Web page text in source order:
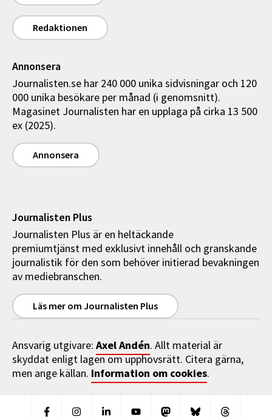
Redaktionen
Annonsera
Journalisten.se har 240 000 unika sidvisningar och 120
000 unika besökare per månad (i genomsnitt).
Magasinet Journalisten har en upplaga på cirka 13 500
ex (2025).
Annonsera
Journalisten Plus
Journalisten Plus är en heltäckande
premiumtjänst med exklusivt innehåll och granskande
journalistik för den som behöver initierad bevakningen
av mediebranschen.
Läs mer om Journalisten Plus
Ansvarig utgivare: Axel Andén. Allt material är
skyddat enligt lagen om upphovsrätt. Citera gärna,
men ange källan. Information om cookies.
Facebook InstagramLinkedinYoutubeMastodonBluesky